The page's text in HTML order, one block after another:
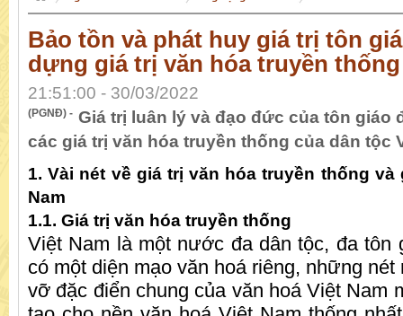
Bảo tồn và phát huy giá trị tôn
dựng giá trị văn hóa truyền
21:51:00 - 30/03/2022
(PGNĐ) - Giá trị luân lý và đạo đức của tôn giáo
các giá trị văn hóa truyền thống của dân tộc
1. Vài nét về giá trị văn hóa truyền thống
Nam
1.1. Giá trị văn hóa truyền thống
Việt Nam là một nước đa dân tộc, đa tôn
có một diện mạo văn hoá riêng, những nét
vỡ đặc điển chung của văn hoá Việt Nam